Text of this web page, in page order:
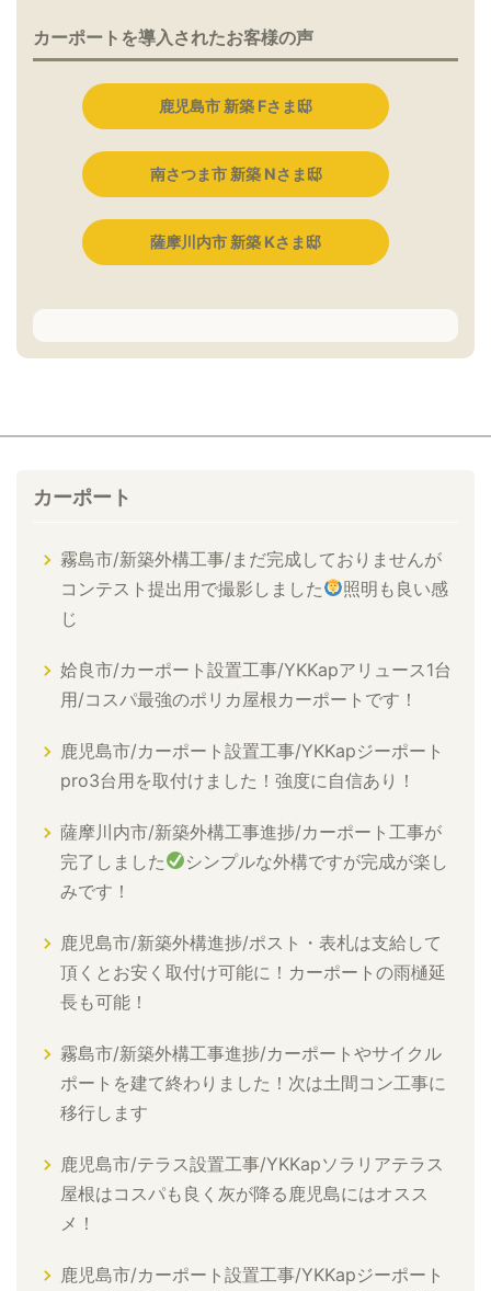
カーポートを導入されたお客様の声
鹿児島市 新築 Fさま邸
南さつま市 新築 Nさま邸
薩摩川内市 新築 Kさま邸
カーポート
霧島市/新築外構工事/まだ完成しておりませんが
コンテスト提出用で撮影しました
照明も良い感
じ
姶良市/カーポート設置工事/YKKapアリュース1台
用/コスパ最強のポリカ屋根カーポートです！
鹿児島市/カーポート設置工事/YKKapジーポート
pro3台用を取付けました！強度に自信あり！
薩摩川内市/新築外構工事進捗/カーポート工事が
完了しました
シンプルな外構ですが完成が楽し
みです！
鹿児島市/新築外構進捗/ポスト・表札は支給して
頂くとお安く取付け可能に！カーポートの雨樋延
長も可能！
霧島市/新築外構工事進捗/カーポートやサイクル
ポートを建て終わりました！次は土間コン工事に
移行します
鹿児島市/テラス設置工事/YKKapソラリアテラス
屋根はコスパも良く灰が降る鹿児島にはオスス
メ！
鹿児島市/カーポート設置工事/YKKapジーポート